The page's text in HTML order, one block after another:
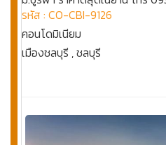
รหัส : CO-CBI-9126
คอนโดมิเนียม
เมืองชลบุรี , ชลบุรี